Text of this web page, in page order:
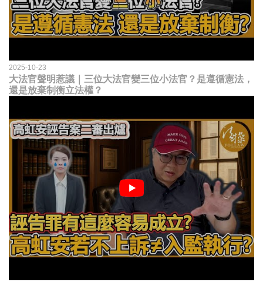
2025-10-23
大法官聲明惹議｜三位大法官變三位小法官？是遵循憲法，
還是放棄制衡立法權？